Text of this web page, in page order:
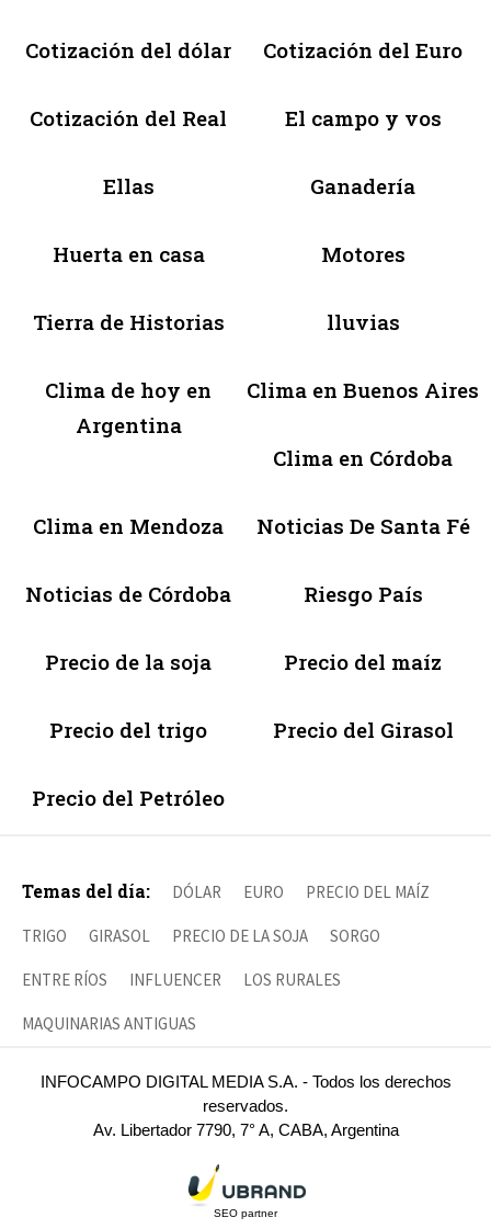
Cotización del dólar Cotización del Euro
Cotización del Real El campo y vos
Ellas Ganadería
Huerta en casa Motores
Tierra de Historias lluvias
Clima de hoy en
Argentina
Clima en Buenos Aires
Clima en Córdoba
Clima en Mendoza Noticias De Santa Fé
Noticias de Córdoba Riesgo País
Precio de la soja Precio del maíz
Precio del trigo Precio del Girasol
Precio del Petróleo
Temas del día: DÓLAR EURO PRECIO DEL MAÍZ
TRIGO GIRASOL PRECIO DE LA SOJA SORGO
ENTRE RÍOS INFLUENCER LOS RURALES
MAQUINARIAS ANTIGUAS
INFOCAMPO DIGITAL MEDIA S.A. - Todos los derechos
reservados.
Av. Libertador 7790, 7° A, CABA, Argentina
SEO partner